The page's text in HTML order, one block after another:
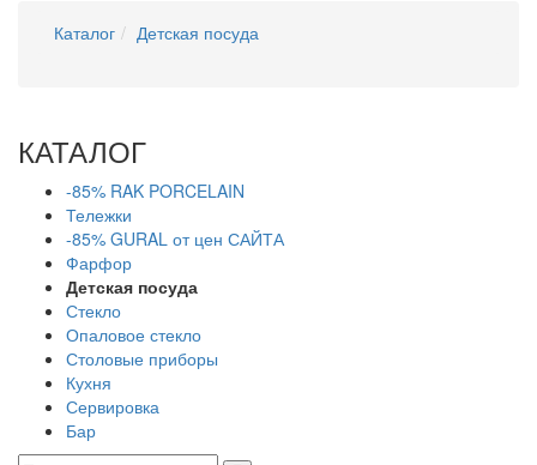
Каталог Детская посуда
КАТАЛОГ
-85% RAK PORCELAIN
Тележки
-85% GURAL от цен САЙТА
Фарфор
Детская посуда
Стекло
Опаловое стекло
Столовые приборы
Кухня
Сервировка
Бар